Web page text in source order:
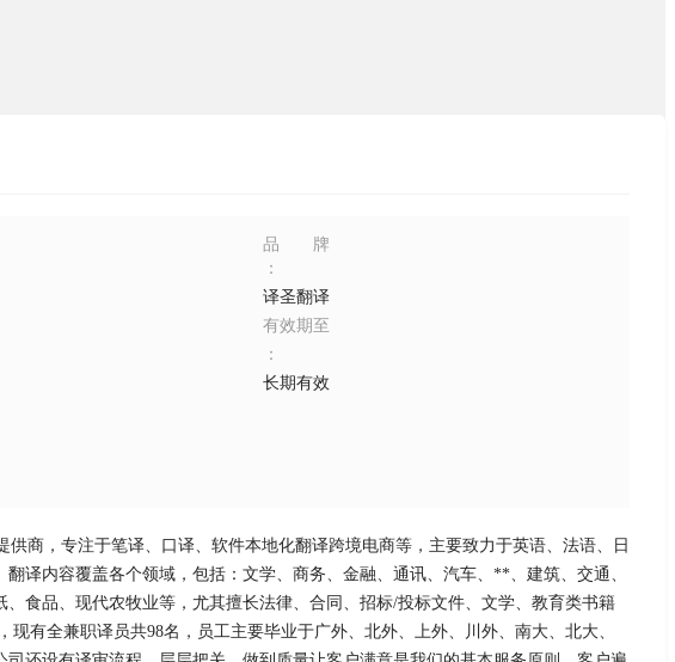
品牌
：
译圣翻译
有效期至
：
长期有效
商，专注于笔译、口译、软件本地化翻译跨境电商等，主要致力于英语、法语、日
译内容覆盖各个领域，包括：文学、商务、金融、通讯、汽车、**、建筑、交通、
食品、现代农牧业等，尤其擅长法律、合同、招标/投标文件、文学、教育类书籍
有全兼职译员共98名，员工主要毕业于广外、北外、上外、川外、南大、北大、